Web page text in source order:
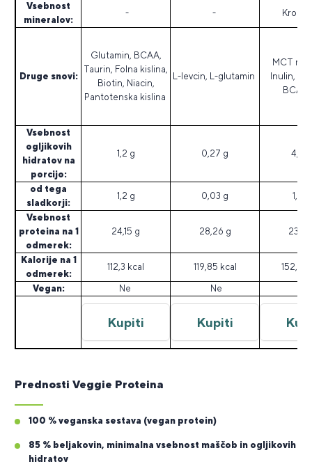
Vsebnost
mineralov:
- - Krom,
Druge snovi:
Glutamin, BCAA,
Taurin, Folna kislina,
Biotin, Niacin,
Pantotenska kislina
L-levcin, L-glutamin
MCT
Inulin,
BCAA
Vsebnost
ogljikovih
hidratov na
porcijo:
1,2 g 0,27 g 4,45
od tega
sladkorji:
1,2 g 0,03 g 1,42
Vsebnost
proteina na 1
odmerek:
24,15 g 28,26 g
Kalorije na 1
odmerek:
112,3 kcal 119,85 kcal 152,95
Vegan: Ne Ne
Kupiti Kupiti
Prednosti Veggie Proteina
100 % veganska sestava (vegan protein)
85 % beljakovin, minimalna vsebnost maščob in ogljikovih
hidratov